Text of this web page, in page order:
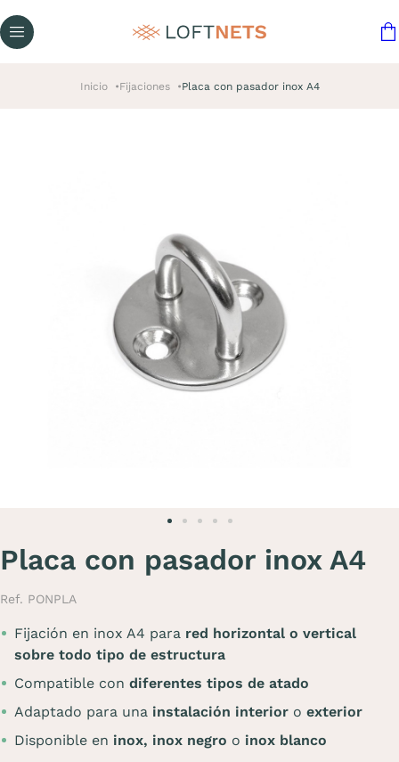
Inicio Fijaciones Placa con pasador inox A4
Placa con pasador inox A4
Ref. PONPLA
Fijación en inox A4 para red horizontal o vertical
sobre todo tipo de estructura
Compatible con diferentes tipos de atado
Adaptado para una instalación interior o exterior
Disponible en inox, inox negro o inox blanco